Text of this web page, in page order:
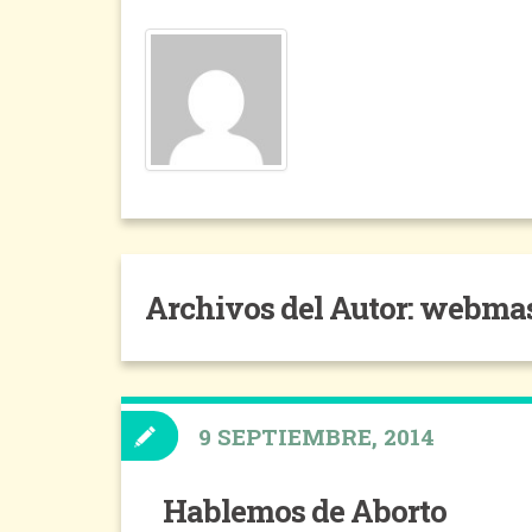
Archivos del Autor:
Hablemos de Aborto
9 SEPTIEMBRE, 2014